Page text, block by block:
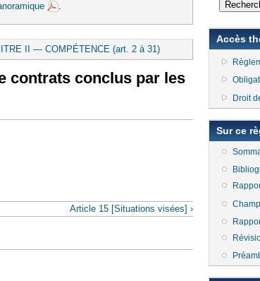
.
II — COMPÉTENCE (art. 2 à 31)
contrats conclus par les
Article 15 [Situations visées] ›
Accès
Droit
Sur ce